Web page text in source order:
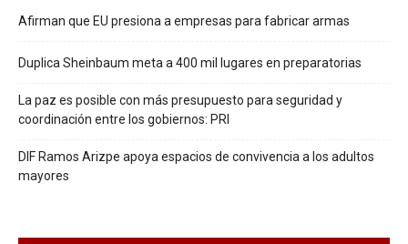
Afirman que EU presiona a empresas para fabricar armas
Duplica Sheinbaum meta a 400 mil lugares en preparatorias
La paz es posible con más presupuesto para seguridad y
coordinación entre los gobiernos: PRI
DIF Ramos Arizpe apoya espacios de convivencia a los adultos
mayores